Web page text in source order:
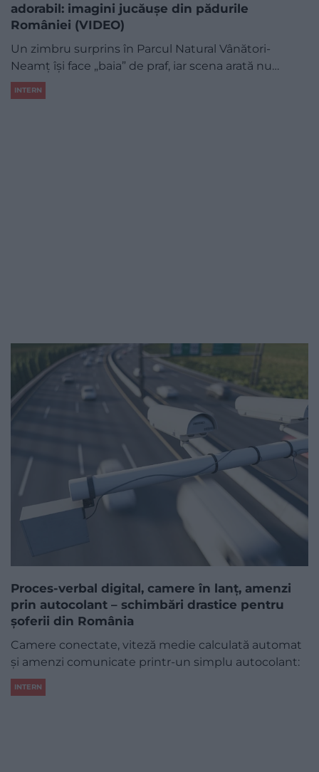
adorabil: imagini jucăușe din pădurile
României (VIDEO)
Un zimbru surprins în Parcul Natural Vânători-
Neamț își face „baia” de praf, iar scena arată nu…
INTERN
Proces-verbal digital, camere în lanț, amenzi
prin autocolant – schimbări drastice pentru
șoferii din România
Camere conectate, viteză medie calculată automat
și amenzi comunicate printr-un simplu autocolant:
INTERN